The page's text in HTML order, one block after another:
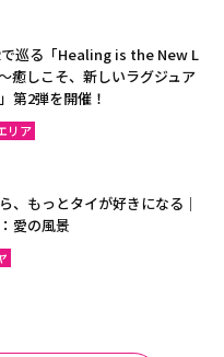
で巡る「Healing is the New L
癒しこそ、新しいラグジュア
第2弾を開催！
リア
、もっとタイが好きになる｜
愛の風景